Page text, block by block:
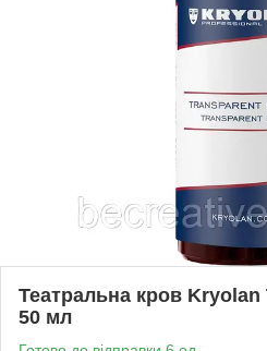
Театральна кров Kryolan
50 мл